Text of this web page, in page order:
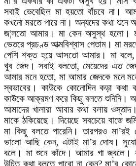
সবাই ভেবেছিল মা হয়তো বাঁচবে না।
কখনো মরতে পারে না। অন্যদের কথা শুনে
জ¦লতো আমার। মা কেন অসুস্থ হলো।
ভেতরে প্রচণ্ড আত্মবিশ্বাস পেতাম। মা
পেশি শক্ত হয়ে আসতো আমার। মা বলে,
খুব জেদ। সবাই বলতো, মেয়েদের এত
আমার মনে হতো, মা আমার জেদকে মনে
স্বভাবের। কাউকে কোনোদিন কড়া কথা
কাউকে আক্রমণ করে কিছু বলতে শুনিনি।
আমাদের খালারা আবার কথা বলায়
মাকে ঠকিয়েছে। দিয়েছে সবচেয়ে বাজে
মা কিছু বলতে পারেনি। তারপরও
ভালো আছি কেন, এটাই মা’র দোষ।
বলে। মা শুনে কাঁদে। আমার গা জ্বলে।
উচিত কথা বলতে পারো না কেন? মা’র